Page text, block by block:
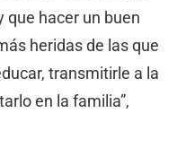
que hacer un buen
heridas de las que
transmitirle a la
en la familia”,